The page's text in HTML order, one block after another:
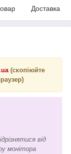
Доставка
(скопіюйте
від
монітора